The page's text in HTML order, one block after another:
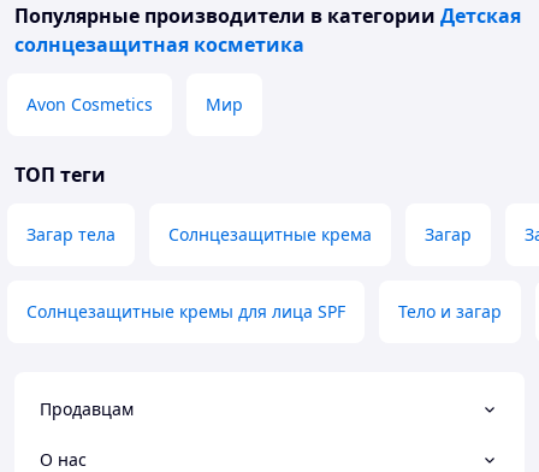
Популярные производители в категории Детская
солнцезащитная косметика
Avon Cosmetics Мир
ТОП теги
Загар тела Солнцезащитные крема Загар
Солнцезащитные кремы для лица SPF Тело и загар
Продавцам
О нас